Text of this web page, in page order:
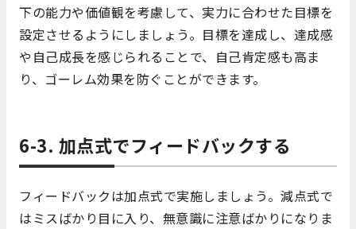
下の能力や価値観を考慮して、実力に合わせた目標を
設定させるようにしましょう。目標を達成し、達成感
や自己成長を感じられることで、自己肯定感も高ま
り、ゴーレム効果を防ぐことができます。
6-3. 加点式でフィードバックする
フィードバックは加点式で実施しましょう。減点式で
はミスばかり目に入り、無意識に注意ばかりになりま